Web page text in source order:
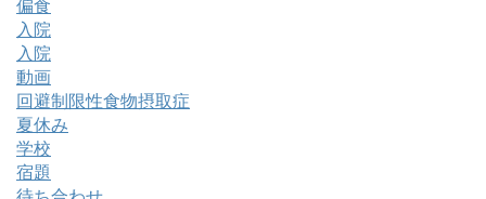
偏食
入院
入院
動画
回避制限性食物摂取症
夏休み
学校
宿題